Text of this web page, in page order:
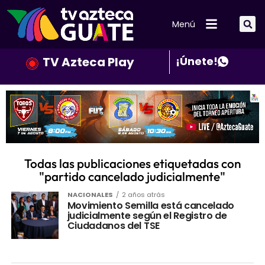
Menú
TV Azteca Play ¡Únete!
Todas las publicaciones etiquetadas con
"partido cancelado judicialmente"
NACIONALES 2 años atrás
Movimiento Semilla está cancelado
judicialmente según el Registro de
Ciudadanos del TSE